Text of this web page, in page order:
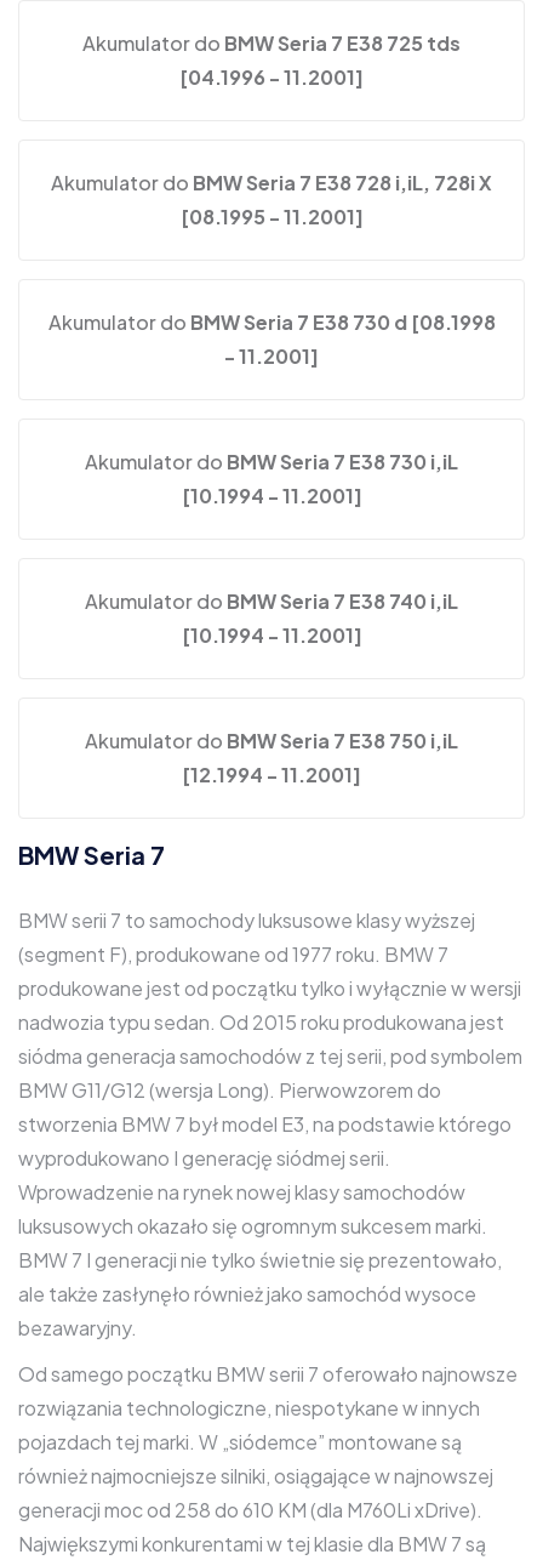
Akumulator do BMW Seria 7 E38 725 tds
[04.1996 - 11.2001]
Akumulator do BMW Seria 7 E38 728 i,iL, 728i X
[08.1995 - 11.2001]
Akumulator do BMW Seria 7 E38 730 d [08.1998
- 11.2001]
Akumulator do BMW Seria 7 E38 730 i,iL
[10.1994 - 11.2001]
Akumulator do BMW Seria 7 E38 740 i,iL
[10.1994 - 11.2001]
Akumulator do BMW Seria 7 E38 750 i,iL
[12.1994 - 11.2001]
BMW Seria 7
BMW serii 7 to samochody luksusowe klasy wyższej
(segment F), produkowane od 1977 roku. BMW 7
produkowane jest od początku tylko i wyłącznie w wersji
nadwozia typu sedan. Od 2015 roku produkowana jest
siódma generacja samochodów z tej serii, pod symbolem
BMW G11/G12 (wersja Long). Pierwowzorem do
stworzenia BMW 7 był model E3, na podstawie którego
wyprodukowano I generację siódmej serii.
Wprowadzenie na rynek nowej klasy samochodów
luksusowych okazało się ogromnym sukcesem marki.
BMW 7 I generacji nie tylko świetnie się prezentowało,
ale także zasłynęło również jako samochód wysoce
bezawaryjny.
Od samego początku BMW serii 7 oferowało najnowsze
rozwiązania technologiczne, niespotykane w innych
pojazdach tej marki. W „siódemce” montowane są
również najmocniejsze silniki, osiągające w najnowszej
generacji moc od 258 do 610 KM (dla M760Li xDrive).
Największymi konkurentami w tej klasie dla BMW 7 są